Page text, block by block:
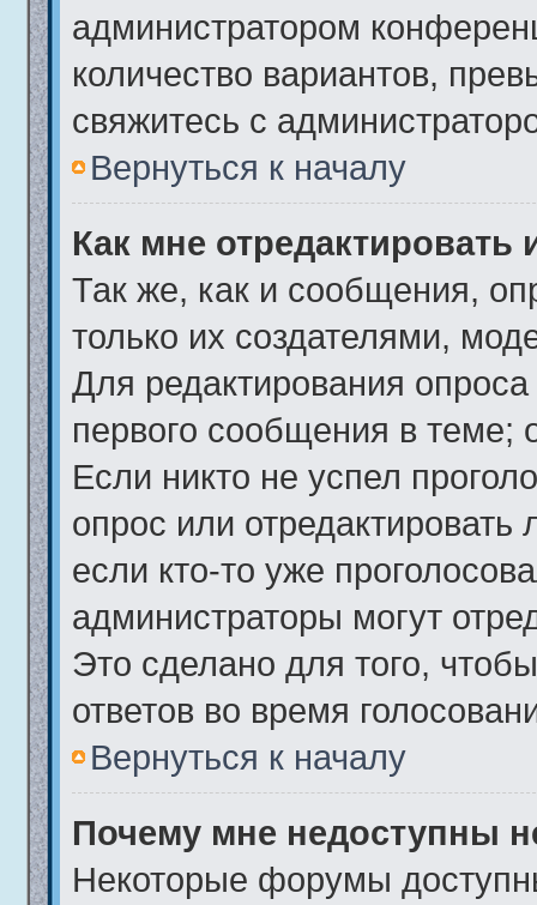
администратором
количество вариантов,
свяжитесь с
Вернуться к началу
Как мне отредактировать
Так же, как и сообщения,
только их создателями,
Для редактирования
первого сообщения в теме;
Если никто не успел
опрос или
если кто-то уже
администраторы могут
Это сделано для того,
ответов во время
Вернуться к началу
Почему мне недоступны
Некоторые форумы